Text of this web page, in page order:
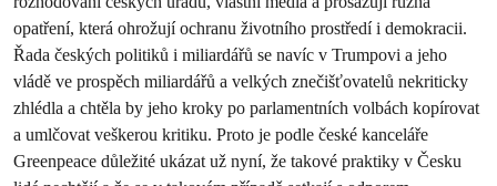
opatření, která ohrožují ochranu životního prostředí i demokracii.
Řada českých politiků i miliardářů se navíc v Trumpovi a jeho
vládě ve prospěch miliardářů a velkých znečišťovatelů nekriticky
zhlédla a chtěla by jeho kroky po parlamentních volbách kopírovat
a umlčovat veškerou kritiku. Proto je podle české kanceláře
Greenpeace důležité ukázat už nyní, že takové praktiky v Česku